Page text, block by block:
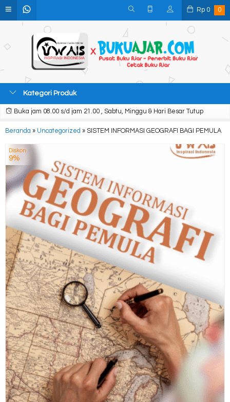
Rp 0 0
Kategori Produk
Buka jam 08.00 s/d jam 21.00 , Sabtu, Minggu & Hari Besar Tutup
Beranda » Uncategorized » SISTEM INFORMASI GEOGRAFI BAGI PEMULA
Diskon
9%